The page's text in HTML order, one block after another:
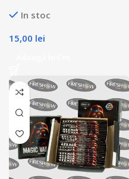
In stoc
15,00 lei